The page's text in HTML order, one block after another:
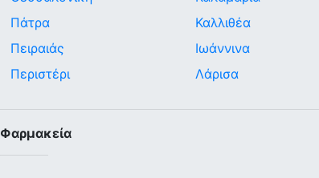
Πάτρα
Πειραιάς
Περιστέρι
Καλλιθέα
Ιωάννινα
Λάρισα
Φαρμακεία